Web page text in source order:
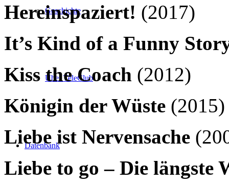
Geschichte
Über TeleClub
Datenbank
Hereinspaziert! (2017)
It’s Kind of a Funny
Kiss the Coach (2012)
Königin der Wüste (2015)
Liebe ist Nervensache
Liebe to go – Die längste